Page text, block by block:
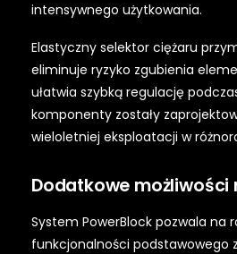
intensywnego użytkowania.
Elastyczny selektor ciężaru
eliminuje ryzyko zgubienia
ułatwia szybką regulację
komponenty zostały
wieloletniej eksploatacji w
Dodatkowe możliwości
System PowerBlock pozwala na
funkcjonalności podstawowego